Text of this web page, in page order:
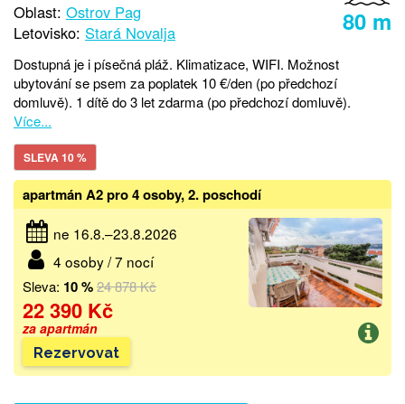
80 m
Oblast: Ostrov Pag
Letovisko: Stará Novalja
Dostupná je i písečná pláž. Klimatizace, WIFI. Možnost
ubytování se psem za poplatek 10 €/den (po předchozí
domluvě). 1 dítě do 3 let zdarma (po předchozí domluvě).
Více...
SLEVA 10 %
apartmán A2 pro 4 osoby, 2. poschodí
ne 16.8.–23.8.2026
4 osoby / 7 nocí
Sleva: 10 %24 878 Kč
22 390 Kč
za apartmán
Rezervovat